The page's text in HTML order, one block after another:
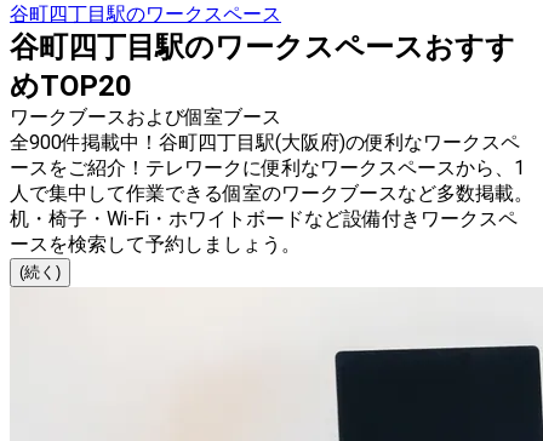
谷町四丁目駅のワークスペース
谷町四丁目駅のワークスペースおすす
めTOP20
ワークブースおよび個室ブース
全900件掲載中！谷町四丁目駅(大阪府)の便利なワークスペ
ースをご紹介！テレワークに便利なワークスペースから、1
人で集中して作業できる個室のワークブースなど多数掲載。
机・椅子・Wi-Fi・ホワイトボードなど設備付きワークスペ
ースを検索して予約しましょう。
(続く)